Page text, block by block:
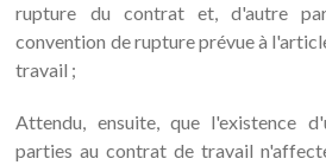
rupture du contrat et, d'autre
convention de rupture prévue à
travail ;
Attendu, ensuite, que l'existence
parties au contrat de travail